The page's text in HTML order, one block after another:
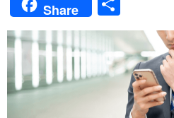
Share
有